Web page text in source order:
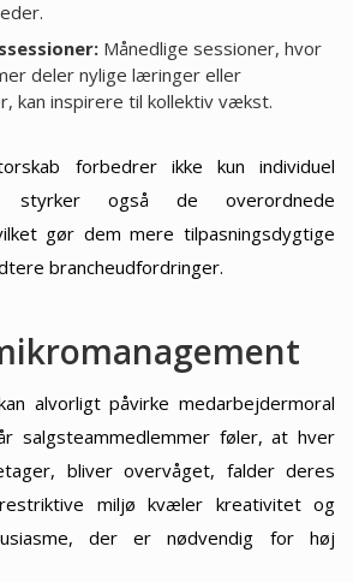
Månedlige sessioner, hvor
deler nylige læringer eller
kan inspirere til kollektiv vækst.
forbedrer ikke kun individuel
styrker også de overordnede
gør dem mere tilpasningsdygtige
brancheudfordringer.
alvorligt påvirke medarbejdermoral
salgsteammedlemmer føler, at hver
bliver overvåget, falder deres
miljø kvæler kreativitet og
der er nødvendig for høj